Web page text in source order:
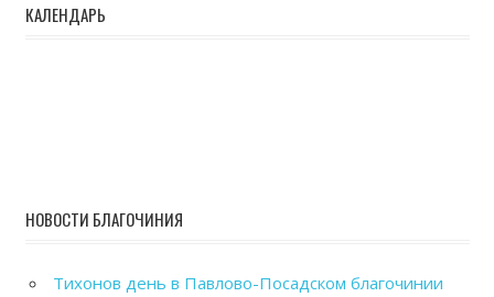
КАЛЕНДАРЬ
НОВОСТИ БЛАГОЧИНИЯ
Тихонов день в Павлово-Посадском благочинии